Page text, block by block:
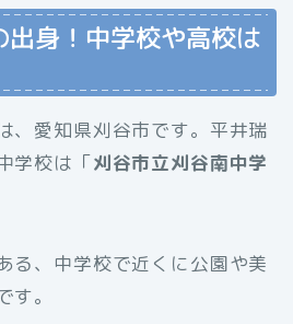
身！中学校や高校は
、愛知県刈谷市です。平井瑞
学校は「刈谷市立刈谷南中学
る、中学校で近くに公園や美
。